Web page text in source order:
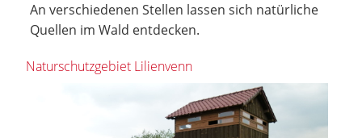
An verschiedenen Stellen lassen sich natürliche
Quellen im Wald entdecken.
Naturschutzgebiet Lilienvenn